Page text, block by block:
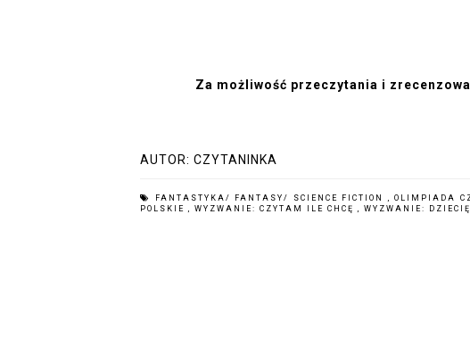
Za możliwość przeczytania i
AUTOR: CZYTANINKA
FANTASTYKA/ FANTASY/ SCIENCE FICTION , OLIMPIADA
POLSKIE , WYZWANIE: CZYTAM ILE CHCĘ , WYZWANIE: